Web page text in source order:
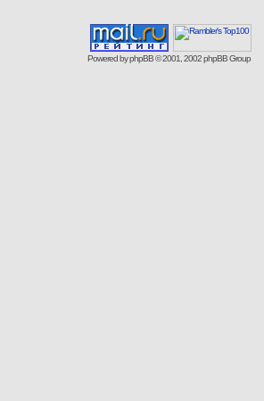
Powered byphpBB© 2001, 2002 phpBB Group